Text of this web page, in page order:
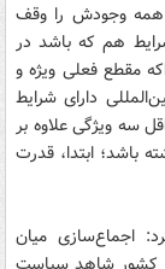
همه وجودش را وقف
هم که باشد در
مقطع فعلی ویژه و
دارای شرایط
سه ویژگی علاوه بر
باشد؛ ابتدا، قدرت
اجماع‌سازی میان